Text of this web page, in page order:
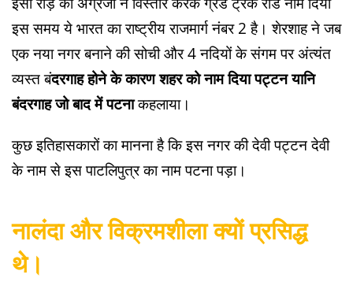
इस समय ये भारत का राष्ट्रीय राजमार्ग नंबर 2 है। शेरशाह ने जब
एक नया नगर बनाने की सोची और 4 नदियों के संगम पर अंत्यंत
व्यस्त बंदरगाह होने के कारण शहर को नाम दिया पट्टन यानि
बंदरगाह जो बाद में पटनाकहलाया।
कुछ इतिहासकारों का मानना है कि इस नगर की देवी पट्टन देवी
के नाम से इस पाटलिपुत्र का नाम पटना पड़ा।
नालंदा और विक्रमशीला क्यों प्रसिद्ध
थे।